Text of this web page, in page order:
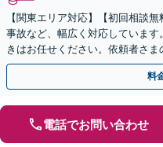
【関東エリア対応】【初回相談
事故など、幅広く対応していま
きはお任せください。依頼者さ
結果が得られるように尽力いたし
料
電話でお問い合わせ